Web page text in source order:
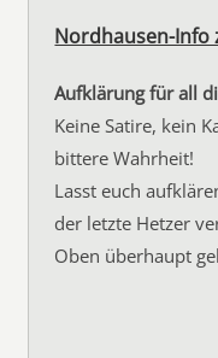
Nordhausen-Info
Aufklärung für all
Keine Satire, kein
bittere Wahrheit!
Lasst euch
der letzte Hetzer
Oben überhaupt